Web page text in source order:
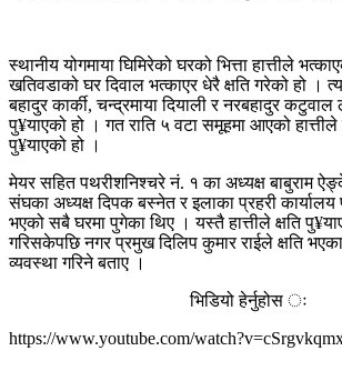
स्थानीय योगमाया घिमिरेको घरको भित्ता हात्तीले
खतिवडाको घर दिवाल भत्काएर धेरै क्षति गरेको हो ।
बहादुर कार्की, चन्द्रमाया दियाली र नरबहादुर कटुवाल
पु¥याएको हो । गत राति ५ वटा समूहमा आएको हात्तीले
पु¥याएको हो ।
मेयर सहित पथरीशनिश्चरे नं. १ का अध्यक्ष बाबुराम
संघका अध्यक्ष दिपक बस्नेत र इलाका प्रहरी कार्यालय
भएको सबै घरमा पुगेका थिए । यस्तै हात्तीले क्षति
गरिसकेपछि नगर प्रमुख दिलिप कुमार राईले क्षति भएका
व्यवस्था गरिने बताए ।
भिडियो हेर्नुहोस ः
https://www.youtube.com/